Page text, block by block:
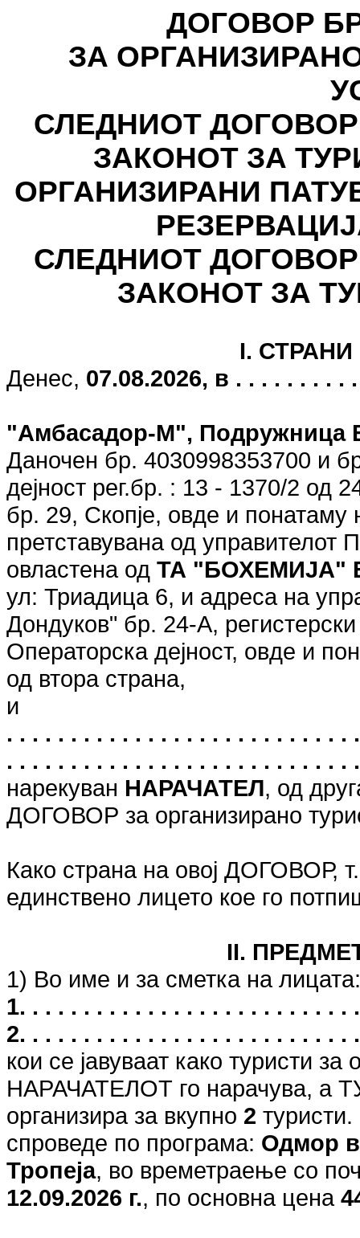
ДОГОВОР БР:
ЗА
СЛЕДНИОТ
ЗАКОНОТ ЗА
ОРГАНИЗИРАНИ
СЛЕДНИОТ
ЗАКОНОТ ЗА
I.
Денес, 07.08.2026, в . . . . . . . . .
"Амбасадор-М", Подружница
Даночен бр. 4030998353700 и
дејност рег.бр. : 13 - 1370/2 од
бр. 29, Скопје, овде и понатаму
претставувана од управителот
овластена од ТА "БОХЕМИЈА"
ул: Триадица 6, и адреса на
Дондуков" бр. 24-А,
Операторска дејност, овде и
од втора страна,
и
. . . . . . . . . . . . . . . . . . . . . . . . . .
. . . . . . . . . . . . . . . . . . . . . . . . . . .
нарекуван НАРАЧАТЕЛ, од
ДОГОВОР за организирано
Како страна на овој ДОГОВОР,
единствено лицето кое го
II.
1) Во име и за сметка на лицата:
1. . . . . . . . . . . . . . . . . . . . . . . . . .
2. . . . . . . . . . . . . . . . . . . . . . . . . .
кои се јавуваат како туристи
НАРАЧАТЕЛОТ го нарачува, а
организира за вкупно 2
спроведе по програма: Одмор
Тропеја, во времетраење со
12.09.2026 г., по основна цена